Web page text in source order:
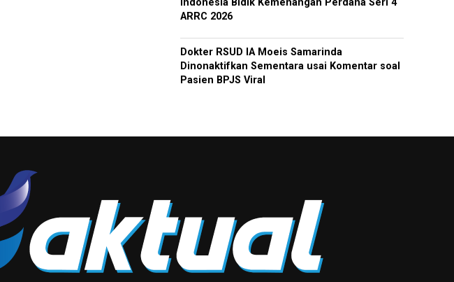
Indonesia Bidik Kemenangan Perdana Seri 4
ARRC 2026
Dokter RSUD IA Moeis Samarinda
Dinonaktifkan Sementara usai Komentar soal
Pasien BPJS Viral